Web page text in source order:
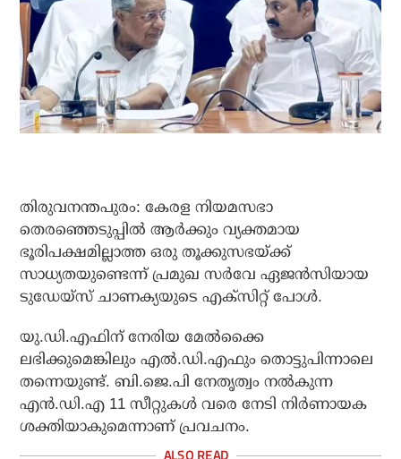
തിരുവനന്തപുരം: കേരള നിയമസഭാ
തെരഞ്ഞെടുപ്പില്‍ ആര്‍ക്കും വ്യക്തമായ
ഭൂരിപക്ഷമില്ലാത്ത ഒരു തൂക്കുസഭയ്ക്ക്
സാധ്യതയുണ്ടെന്ന് പ്രമുഖ സര്‍വേ ഏജന്‍സിയായ
ടുഡേയ്‌സ് ചാണക്യയുടെ എക്‌സിറ്റ് പോള്‍.
യു.ഡി.എഫിന് നേരിയ മേല്‍ക്കൈ
ലഭിക്കുമെങ്കിലും എല്‍.ഡി.എഫും തൊട്ടുപിന്നാലെ
തന്നെയുണ്ട്. ബി.ജെ.പി നേതൃത്വം നല്‍കുന്ന
എന്‍.ഡി.എ 11 സീറ്റുകള്‍ വരെ നേടി നിര്‍ണായക
ശക്തിയാകുമെന്നാണ് പ്രവചനം.